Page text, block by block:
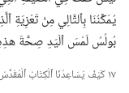
يُمَكِّنُنَا بِٱلتَّالِي مِنْ
بُولُسُ لَمْسَ ٱلْيَدِ صِحَّةَ
١٧ كَيْفَ يُسَاعِدُنَا ٱلْكِتَابُ ٱلْمُقَدَّسُ عَلَى مُوَاجَهَةِ مِحَنِ ٱلْحَيَاةِ؟‏